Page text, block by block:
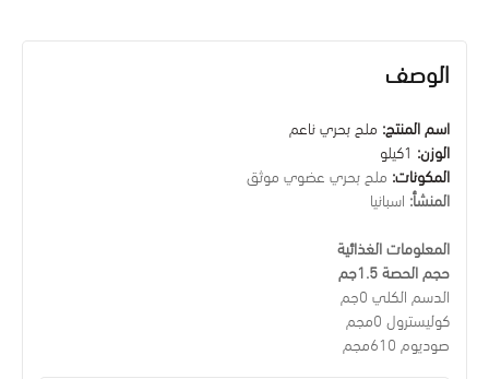
الوصف
اسم المنتج: ملح بحري ناعم
الوزن:
المكونات: ملح بحري عضوي موثق
المنشأ: اسبانيا
المعلومات الغذائية
حجم الحصة 1.5جم
الدسم الكلي 0جم
كوليسترول 0مجم
صوديوم 610مجم